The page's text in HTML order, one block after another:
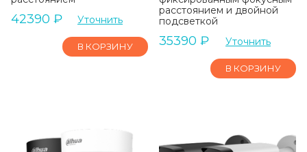
42390 ₽ Уточнить
В КОРЗИНУ
расстоянием и двойной
подсветкой
35390 ₽ Уточнить
В КОРЗИНУ